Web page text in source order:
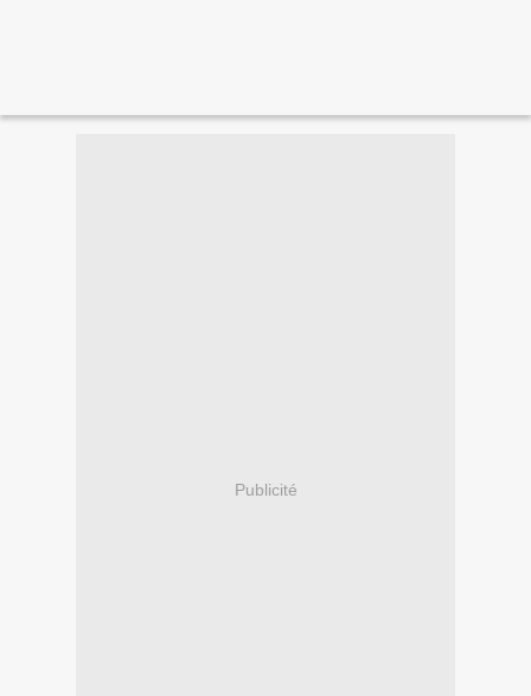
Publicité